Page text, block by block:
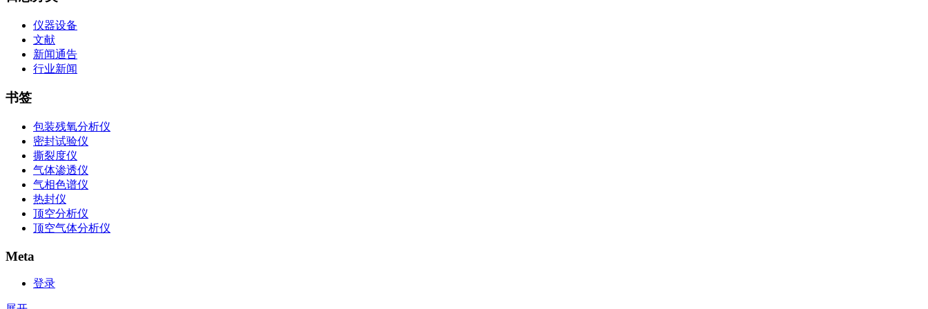
仪器设备
文献
新闻通告
行业新闻
书签
包装残氧分析仪
密封试验仪
撕裂度仪
气体渗透仪
气相色谱仪
热封仪
顶空分析仪
顶空气体分析仪
Meta
登录